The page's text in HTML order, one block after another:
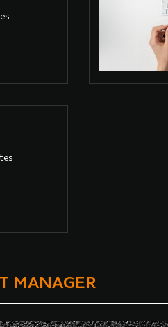
MANAGER